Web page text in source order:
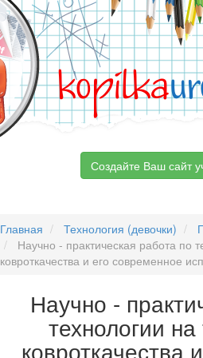
kopilka
Создайте Ваш сайт
Главная Технология (девочки)
Научно - практическая работа по
ковроткачества и его современное
Научно -
технологии
ковроткачества